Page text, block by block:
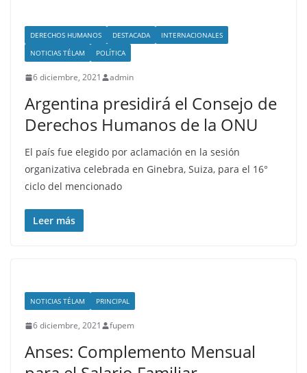
DERECHOS HUMANOS DESTACADA
INTERNACIONALES
NOTICIAS TÉLAM
POLÍTICA
6 diciembre, 2021 admin
Argentina presidirá el Consejo de
Derechos Humanos de la ONU
El país fue elegido por aclamación en la sesión
organizativa celebrada en Ginebra, Suiza, para el 16°
ciclo del mencionado
Leer más
NOTICIAS TÉLAM PRINCIPAL
6 diciembre, 2021 fupem
Anses: Complemento Mensual